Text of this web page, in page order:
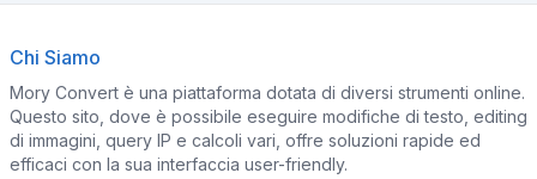
Chi Siamo
Mory Convert è una piattaforma dotata di diversi strumenti online.
Questo sito, dove è possibile eseguire modifiche di testo, editing
di immagini, query IP e calcoli vari, offre soluzioni rapide ed
efficaci con la sua interfaccia user-friendly.